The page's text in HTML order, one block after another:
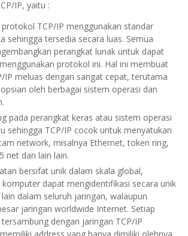
IP, yaitu :
TCP/IP menggunakan standar
sehingga tersedia secara luas. Semua
perangkat lunak untuk dapat
protokol ini. Hal ini membuat
IP meluas dengan sangat cepat, terutama
oleh berbagai sistem operasi dan
pada perangkat keras atau sistem operasi
sehingga TCP/IP cocok untuk menyatukan
network, misalnya Ethernet, token ring,
net dan lain lain.
bersifat unik dalam skala global,
dapat mengidentifikasi secara unik
dalam seluruh jaringan, walaupun
jaringan worldwide Internet. Setiap
dengan jaringan TCP/IP